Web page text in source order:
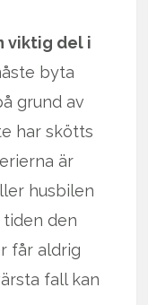
viktig del i
byta
grund av
har skötts
är
husbilen
den
får aldrig
fall kan